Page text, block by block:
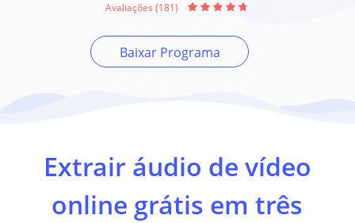
Avaliações (181)
Baixar Programa
Extrair áudio de vídeo
online grátis em três